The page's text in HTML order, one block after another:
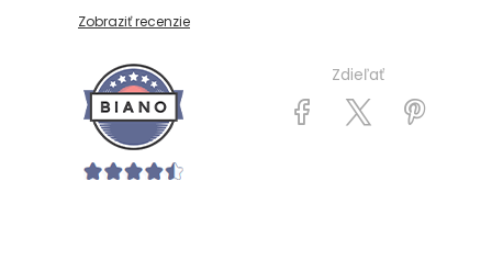
Zobraziť recenzie
Zdieľať